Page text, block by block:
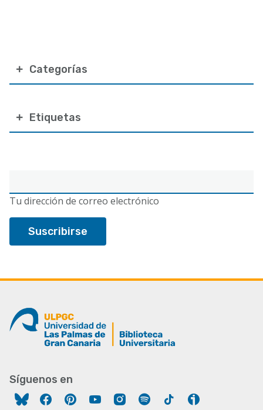
electrónico
Tu dirección de correo electrónico
Categorías
Etiquetas
Síguenos en
FacebookPinterestYouTubeInstagram
Spotify Tiktok